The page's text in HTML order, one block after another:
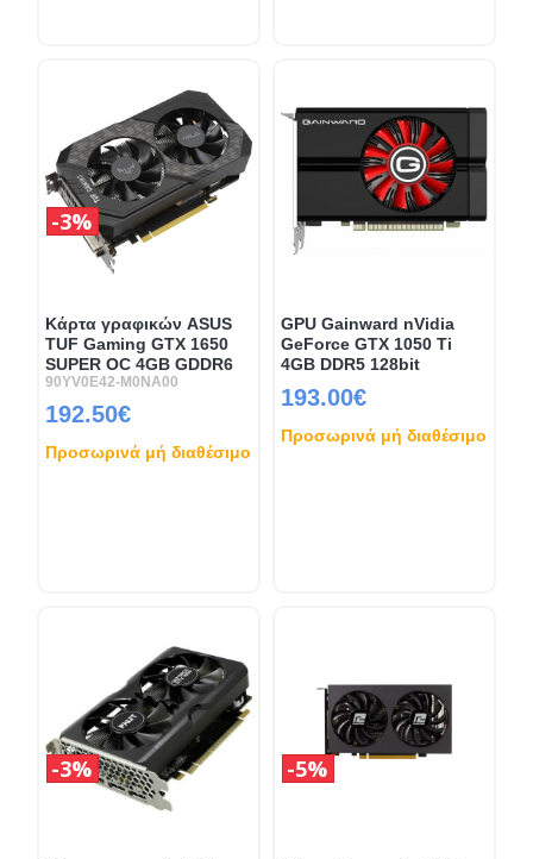
Κάρτα γραφικών ASUS
TUF Gaming GTX 1650
SUPER OC 4GB GDDR6
90YV0E42-M0NA00
192.50€
3%
Προσωρινά μή διαθέσιμο
GPU Gainward nVidia
GeForce GTX 1050 Ti
4GB DDR5 128bit
193.00€
Προσωρινά μή διαθέσιμο
3% 5%